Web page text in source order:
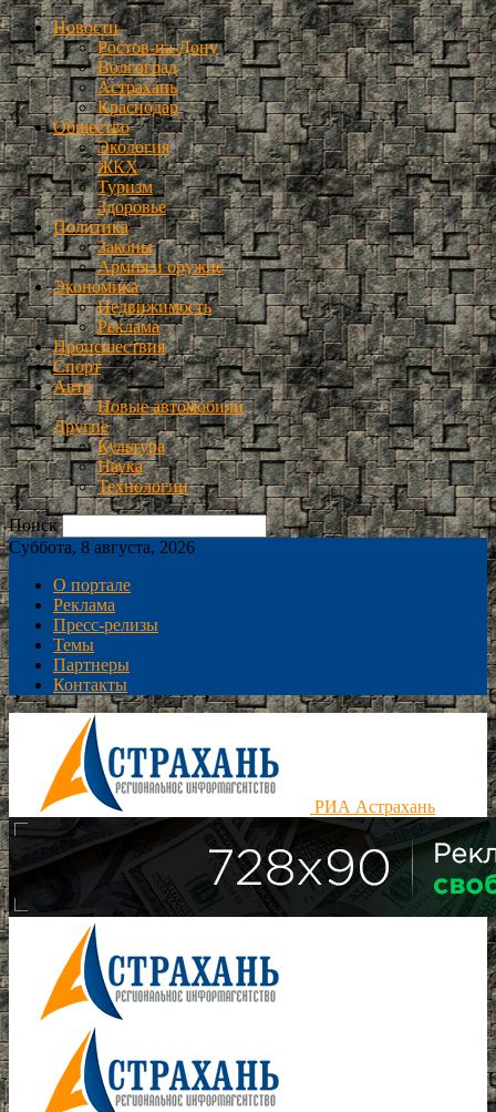
Новости
Ростов-на-Дону
Волгоград
Астрахань
Краснодар
Общество
Экология
ЖКХ
Туризм
Здоровье
Политика
Законы
Армия и оружие
Экономика
Недвижимость
Реклама
Происшествия
Спорт
Авто
Новые автомобили
Другие
Культура
Наука
Технологии
Поиск
Суббота, 8 августа, 2026
О портале
Реклама
Пресс-релизы
Темы
Партнеры
Контакты
РИА Астрахань